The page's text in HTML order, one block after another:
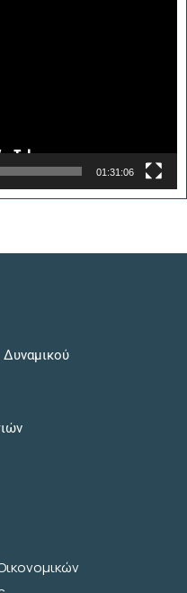
01:31:06